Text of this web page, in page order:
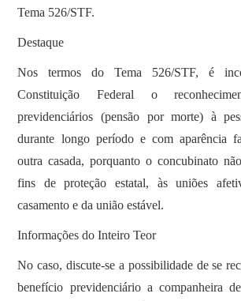
Tema 526/STF.
Destaque
Nos termos do Tema 526/STF, é
Constituição Federal o
previdenciários (pensão por morte) à
durante longo período e com aparência
outra casada, porquanto o concubinato
fins de proteção estatal, às uniões
casamento e da união estável.
Informações do Inteiro Teor
No caso, discute-se a possibilidade de se
benefício previdenciário a companheira